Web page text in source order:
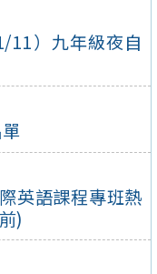
11）九年級夜自
英語課程專班熱
)